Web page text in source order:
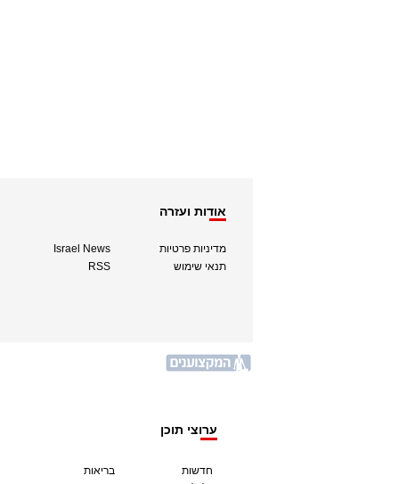
אודות ועזרה
מדיניות פרטיות
תנאי שימוש
Israel News
RSS
ערוצי תוכן
חדשות
בריאות